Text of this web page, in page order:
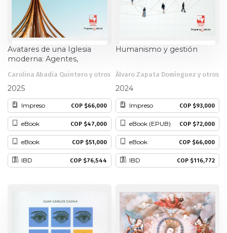
Filosofía
Finanzas
Física
Género
Geografía
Historia
Lenguas
Literatura
Avatares de una Iglesia
moderna: Agentes,
Arquidiócesis de Cali, siglo
XX
Carolina Abadía Quintero y otros
2025
IBD COP $76,544
Impreso COP $66,000
eBook COP $47,000
eBook COP $51,000
Humanismo y gestión
Álvaro Zapata Domínguez y otros
2024
Impreso COP $93,000
eBook (EPUB) COP $72,000
eBook COP $66,000
IBD COP $116,772